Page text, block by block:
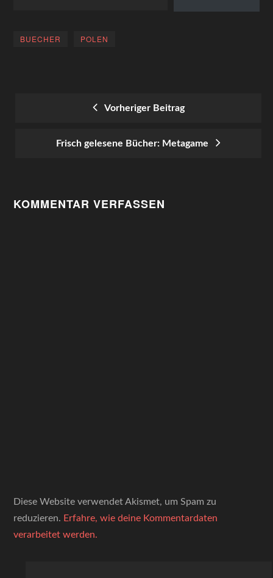
BUECHER POLEN
NAVIGATION
Vorheriger Beitrag
Frisch gelesene Bücher: Metagame
KOMMENTAR VERFASSEN
Diese Website verwendet Akismet, um Spam zu
reduzieren. Erfahre, wie deine Kommentardaten
verarbeitet werden.